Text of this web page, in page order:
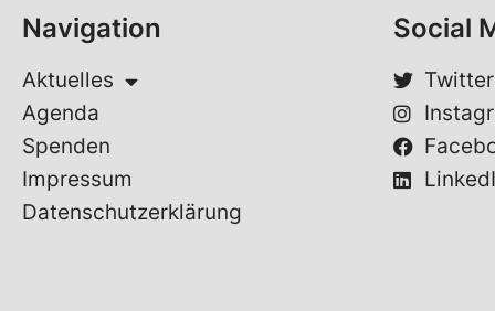
Navigation
Aktuelles
Agenda
Spenden
Impressum
Datenschutzerklärung
Social
Twitter